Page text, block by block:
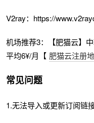
V2ray：https://
机场推荐3：【肥猫云】
平均6¥/月【 肥猫云注册
常见问题
1.无法导入或更新订阅链接